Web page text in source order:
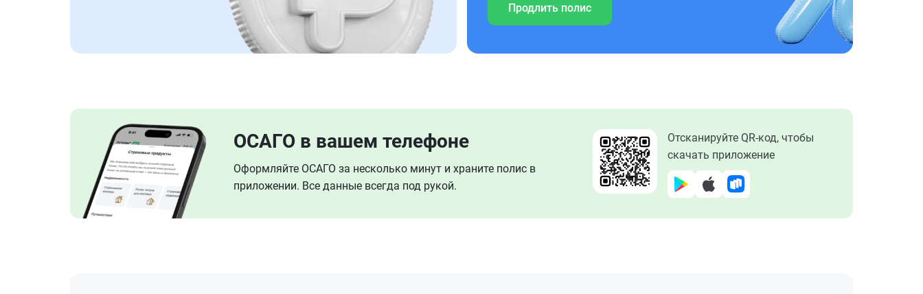
Продлить полис
ОСАГО в вашем телефоне
Оформляйте ОСАГО за несколько минут и храните полис в
приложении. Все данные всегда под рукой.
Отсканируйте QR-код, чтобы
скачать приложение